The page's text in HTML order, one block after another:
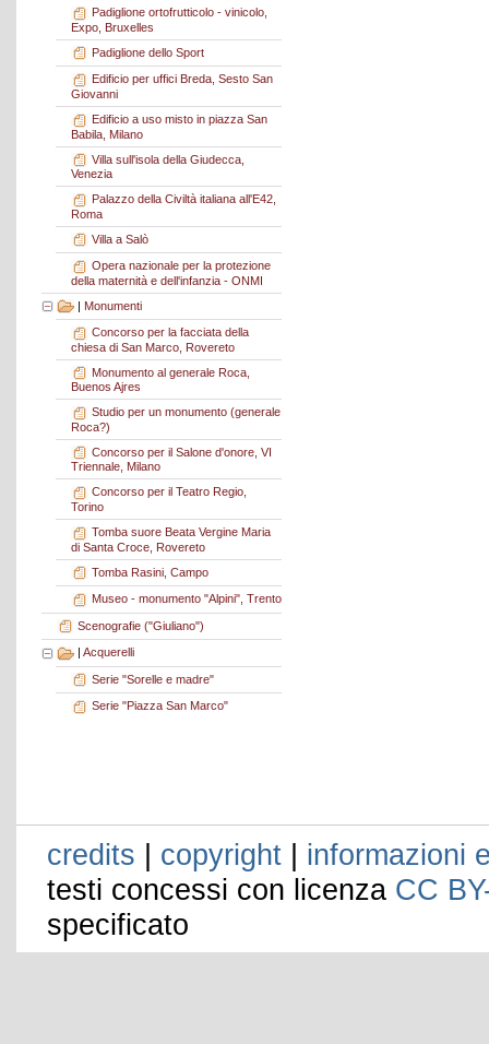
Padiglione ortofrutticolo - vinicolo,
Expo, Bruxelles
Padiglione dello Sport
Edificio per uffici Breda, Sesto San
Giovanni
Edificio a uso misto in piazza San
Babila, Milano
Villa sull'isola della Giudecca,
Venezia
Palazzo della Civiltà italiana all'E42,
Roma
Villa a Salò
Opera nazionale per la protezione
della maternità e dell'infanzia - ONMI
| Monumenti
Concorso per la facciata della
chiesa di San Marco, Rovereto
Monumento al generale Roca,
Buenos Ajres
Studio per un monumento (generale
Roca?)
Concorso per il Salone d'onore, VI
Triennale, Milano
Concorso per il Teatro Regio,
Torino
Tomba suore Beata Vergine Maria
di Santa Croce, Rovereto
Tomba Rasini, Campo
Museo - monumento "Alpini", Trento
Scenografie ("Giuliano")
Acquerelli
Serie "Sorelle e madre"
Serie "Piazza San Marco"
credits | copyright | informazioni
testi concessi con licenza CC
specificato